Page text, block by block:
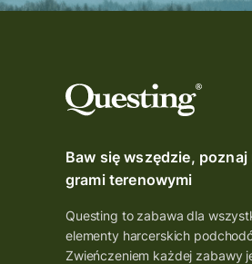
Baw się wszędzie,
grami terenowymi
Questing to zabawa dla
elementy harcerskich
Zwieńczeniem każdej zabawy